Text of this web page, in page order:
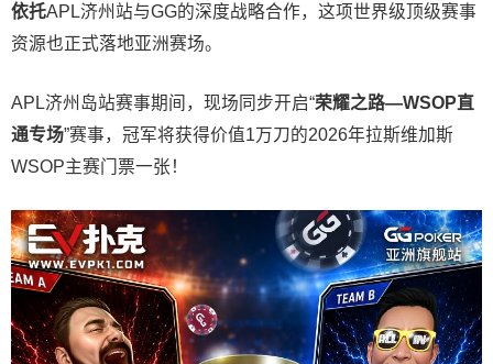
依托APL济州站与GG的深度战略合作，这项世界级顶级赛事
资源也正式落地亚洲赛场。
APL济州岛站赛事期间，现场同步开启“荣耀之路—WSOP直
通专场”赛事，冠军将获得价值1万刀的2026年拉斯维加斯
WSOP主赛门票一张！